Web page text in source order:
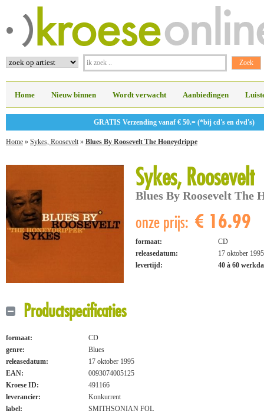
Home Nieuw binnen Wordt verwacht Aanbiedingen
GRATIS Verzending vanaf € 50.= (*bij cd's en dvd's)
Home » Sykes, Roosevelt » Blues By Roosevelt The Honeydrippe
Sykes, Roosevelt
Blues By Roosevelt The
onze prijs: € 16.99
formaat:
CD
releasedatum:
17 oktober 1995
levertijd:
40 à 60
Productspecificaties
formaat:
CD
genre:
Blues
releasedatum:
17 oktober 1995
EAN:
0093074005125
Kroese ID:
491166
leverancier:
Konkurrent
label:
SMITHSONIAN FOL